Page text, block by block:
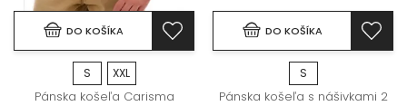
DO KOŠÍKA
S XXL
Pánska košeľa Carisma
DO KOŠÍKA
S
Pánska košeľa s nášivkami 2